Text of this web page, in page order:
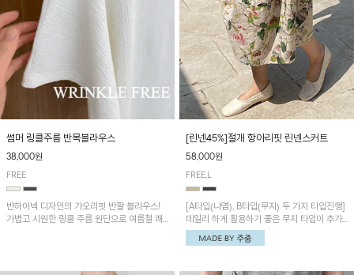
썸머 링클주름 반목블라우스
38,000원
FREE
반하이넥 디자인의 가오리핏 반팔 블라우스!
가볍고 시원한 링클 주름 원단으로 여름철 쾌
[린넨45%]절개 항아리핏 린넨스커트
58,000원
FREE,L
[A타입(나염), B타입(무지) 두 가지 타입진행]
데일리 하게 활용하기 좋은 무지 타입이 추가
되었어요~ 볼륨감 있는 항아리핏 실루엣이 유
니크하며 포켓디테일이 POINT!